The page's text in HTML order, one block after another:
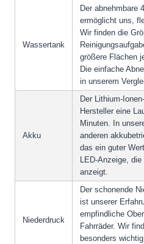
Wassertank
Der abnehmbare
ermöglicht uns,
Wir finden die
größere Flächen
Die einfache
in unserem
Akku
Der Lithium-
Hersteller eine
Minuten. In
anderen
das ein guter
LED-Anzeige,
anzeigt.
Niederdruck
Der schonende
ist unserer
empfindliche
Fahrräder. Wir
besonders